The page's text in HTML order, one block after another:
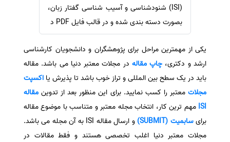
سفارش چکیده مبسوط
سفارش ترجمه مولتی‌مدیا
سفارش تولید محتوا
سفارش ترجمه همزمان
سفارش چکیده گرافیکی
سفارش تهیه کاورلتر
سفارش انگیزه‌نامه‌SOP
(ISI) شنودشناسی و آسیب شناسی گفتار زبان،
بصورت دسته بندی شده و در قالب فایل PDF د
یکی از مهمترین مراحل برای پژوهشگران و دانشجویان کارشناسی
ارشد و دکتری، چاپ مقاله در مجلات معتبر دنیا می باشد. مقاله
باید در یک سطح بین المللی و تراز خوب باشد تا پذیرش یا اکسپت
مجلات معتبر را کسب نمایید. برای این منظور بعد از تدوین مقاله
ISI مهم ترین کار، انتخاب مجله معتبر و متناسب با موضوع مقاله
برایسابمیت (SUBMIT)
و ارسال مقاله ISI به آن مجله می باشد.
مجلات معتبر دنیا اغلب تخصصی هستند و فقط مقالات در